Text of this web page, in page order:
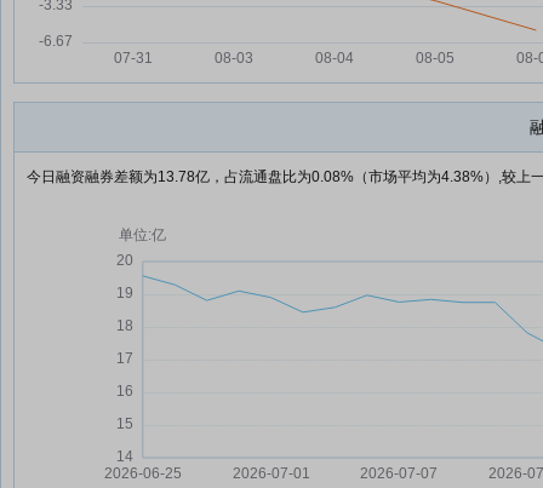
今日融资融券差额为13.78亿，占流通盘比为0.08%（市场平均为4.38%）,较上